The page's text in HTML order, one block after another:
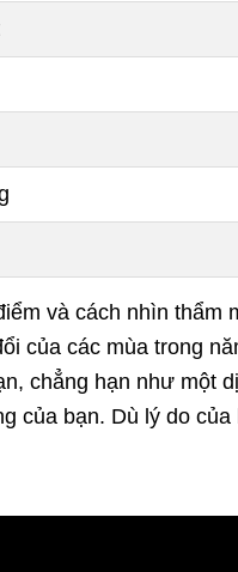
và cách nhìn
của các mùa trong
chẳng hạn như một
của bạn. Dù lý do